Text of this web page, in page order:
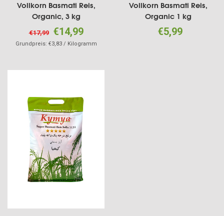
Vollkorn Basmati Reis,
Organic, 3 kg
€17,99 €14,99
Grundpreis: €3,83 / Kilogramm
Vollkorn Basmati Reis,
Organic 1 kg
€5,99